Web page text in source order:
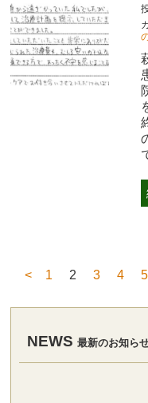
< 1 2 3 4 5
NEWS 最新のお知ら